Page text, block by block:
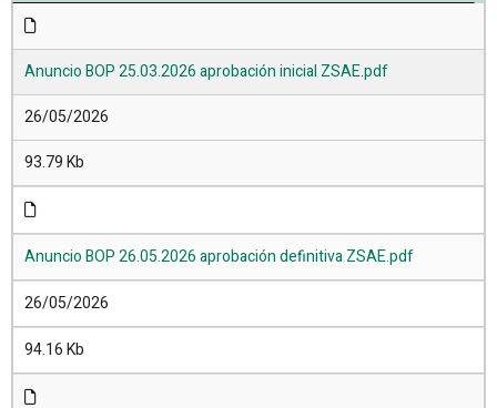
Anuncio BOP 25.03.2026 aprobación inicial ZSAE.pdf
26/05/2026
93.79 Kb
Anuncio BOP 26.05.2026 aprobación definitiva ZSAE.pdf
26/05/2026
94.16 Kb